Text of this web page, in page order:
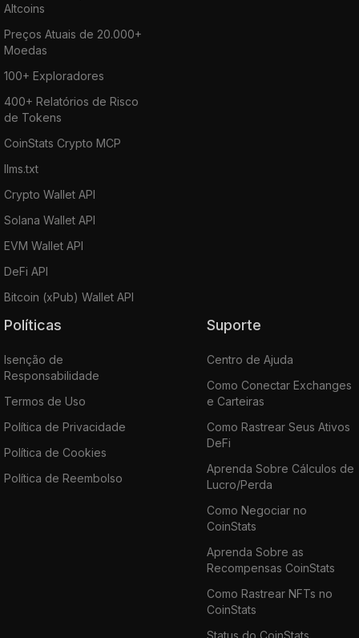
Altcoins
Preços Atuais de 20.000+
Moedas
100+ Exploradores
400+ Relatórios de Risco
de Tokens
CoinStats Crypto MCP
llms.txt
Crypto Wallet API
Solana Wallet API
EVM Wallet API
DeFi API
Bitcoin (xPub) Wallet API
Políticas
Isenção de
Responsabilidade
Termos de Uso
Política de Privacidade
Política de Cookies
Política de Reembolso
Suporte
Centro de Ajuda
Como Conectar Exchanges
e Carteiras
Como Rastrear Seus Ativos
DeFi
Aprenda Sobre Cálculos de
Lucro/Perda
Como Negociar no
CoinStats
Aprenda Sobre as
Recompensas CoinStats
Como Rastrear NFTs no
CoinStats
Status do CoinStats